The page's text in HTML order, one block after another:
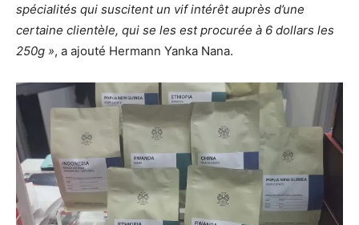
spécialités qui suscitent un vif intérêt auprès d’une
certaine clientèle, qui se les est procurée à 6 dollars les
250g », a ajouté Hermann Yanka Nana.